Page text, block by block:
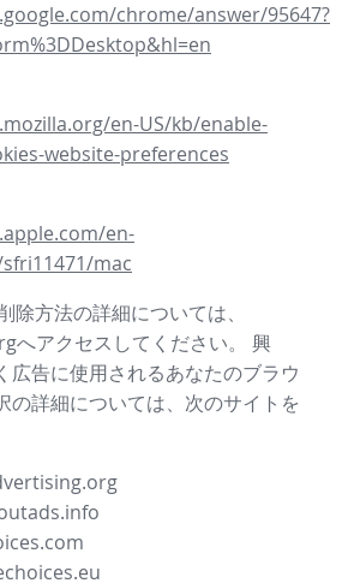
chrome/answer/95647?
en-US/kb/enable-
website-preferences
en-
mac
除方法の詳細については、
へアクセスしてください。 興
広告に使用されるあなたのブラウ
の詳細については、次のサイトを